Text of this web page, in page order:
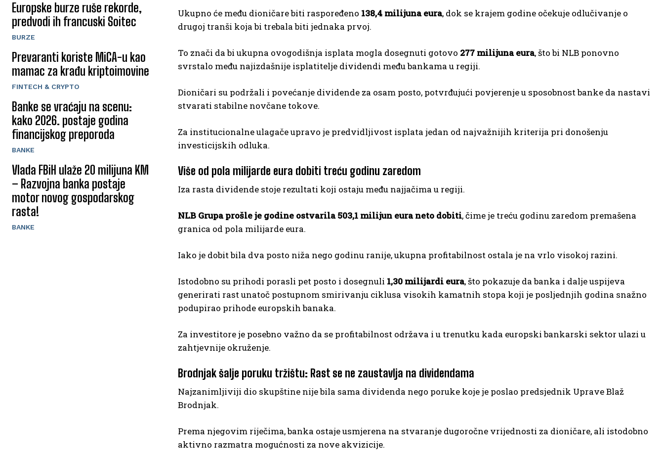
Europske burze ruše rekorde,
predvodi ih francuski Soitec
BURZE
Prevaranti koriste MiCA-u kao
mamac za krađu kriptoimovine
FINTECH & CRYPTO
Banke se vraćaju na scenu:
kako 2026. postaje godina
financijskog preporoda
BANKE
Vlada FBiH ulaže 20 milijuna KM
– Razvojna banka postaje
motor novog gospodarskog
rasta!
BANKE
Ukupno će među dioničare biti raspoređeno 138,4 milijuna eura, dok se krajem godine očekuje odlučivanje o
drugoj tranši koja bi trebala biti jednaka prvoj.
To znači da bi ukupna ovogodišnja isplata mogla dosegnuti gotovo 277 milijuna eura, što bi NLB ponovno
svrstalo među najizdašnije isplatitelje dividendi među bankama u regiji.
Dioničari su podržali i povećanje dividende za osam posto, potvrđujući povjerenje u sposobnost banke da nastavi
stvarati stabilne novčane tokove.
Za institucionalne ulagače upravo je predvidljivost isplata jedan od najvažnijih kriterija pri donošenju
investicijskih odluka.
Više od pola milijarde eura dobiti treću godinu zaredom
Iza rasta dividende stoje rezultati koji ostaju među najjačima u regiji.
NLB Grupa prošle je godine ostvarila 503,1 milijun eura neto dobiti, čime je treću godinu zaredom premašena
granica od pola milijarde eura.
Iako je dobit bila dva posto niža nego godinu ranije, ukupna profitabilnost ostala je na vrlo visokoj razini.
Istodobno su prihodi porasli pet posto i dosegnuli 1,30 milijardi eura, što pokazuje da banka i dalje uspijeva
generirati rast unatoč postupnom smirivanju ciklusa visokih kamatnih stopa koji je posljednjih godina snažno
podupirao prihode europskih banaka.
Za investitore je posebno važno da se profitabilnost održava i u trenutku kada europski bankarski sektor ulazi u
zahtjevnije okruženje.
Brodnjak šalje poruku tržištu: Rast se ne zaustavlja na dividendama
Najzanimljiviji dio skupštine nije bila sama dividenda nego poruke koje je poslao predsjednik Uprave Blaž
Brodnjak.
Prema njegovim riječima, banka ostaje usmjerena na stvaranje dugoročne vrijednosti za dioničare, ali istodobno
aktivno razmatra mogućnosti za nove akvizicije.